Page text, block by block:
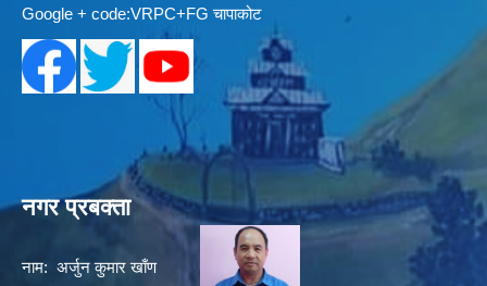
Google + code:VRPC+FG चापाकोट
नगर प्रबक्ता
नाम: अर्जुन कुमार खाँण